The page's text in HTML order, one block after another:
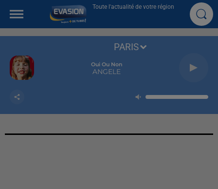
Toute l'actualité de votre région
Oui Ou Non
ANGELE
PARIS